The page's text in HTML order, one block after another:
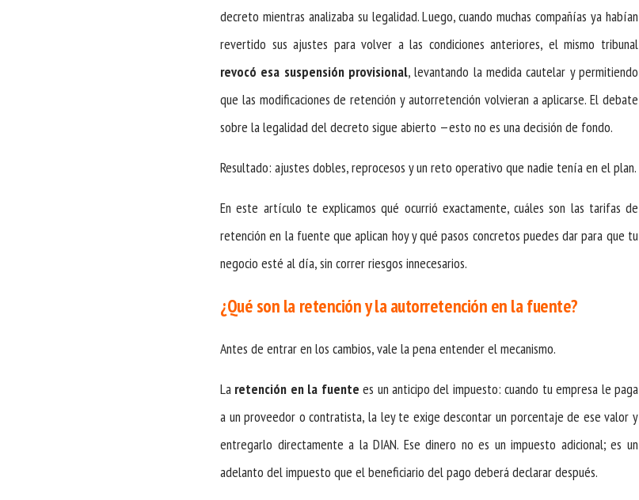
decreto mientras analizaba su legalidad. Luego, cuando muchas compañías ya habían
revertido sus ajustes para volver a las condiciones anteriores, el mismo tribunal
revocó esa suspensión provisional, levantando la medida cautelar y permitiendo
que las modificaciones de retención y autorretención volvieran a aplicarse. El debate
sobre la legalidad del decreto sigue abierto —esto no es una decisión de fondo.
Resultado: ajustes dobles, reprocesos y un reto operativo que nadie tenía en el plan.
En este artículo te explicamos qué ocurrió exactamente, cuáles son las tarifas de
retención en la fuente que aplican hoy y qué pasos concretos puedes dar para que tu
negocio esté al día, sin correr riesgos innecesarios.
¿Qué son la retención y la autorretención en la fuente?
Antes de entrar en los cambios, vale la pena entender el mecanismo.
La retención en la fuente es un anticipo del impuesto: cuando tu empresa le paga
a un proveedor o contratista, la ley te exige descontar un porcentaje de ese valor y
entregarlo directamente a la DIAN. Ese dinero no es un impuesto adicional; es un
adelanto del impuesto que el beneficiario del pago deberá declarar después.